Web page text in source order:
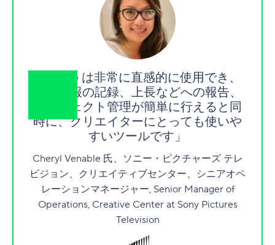
「Wrike は非常に直感的に使用でき、
業務情報の記録、上長などへの報告、
プロジェクト管理が簡単に行えると同
時に、クリエイターにとっても使いや
すいツールです」
Cheryl Venable 氏、ソニー・ピクチャーズ テレ
ビジョン、クリエイティブセンター、シニアオペ
レーションマネージャー, Senior Manager of
Operations, Creative Center at Sony Pictures
Television